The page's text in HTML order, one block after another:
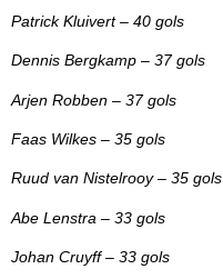
Patrick Kluivert – 40 gols
Dennis Bergkamp – 37 gols
Arjen Robben – 37 gols
Faas Wilkes – 35 gols
Ruud van Nistelrooy – 35 gols
Abe Lenstra – 33 gols
Johan Cruyff – 33 gols